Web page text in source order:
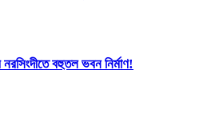
নরসিংদীতে বহুতল ভবন নির্মাণ!